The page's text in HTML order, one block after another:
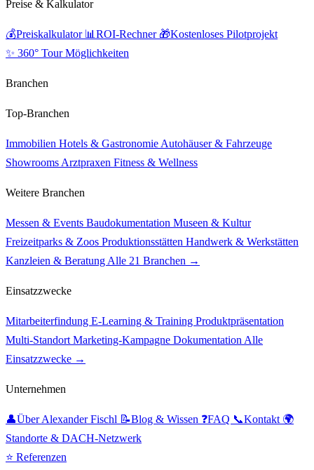
Preise & Kalkulator
💰Preiskalkulator 📊 ROI-Rechner 🎁Kostenloses Pilotprojekt
✨ 360° Tour Möglichkeiten
Branchen
Top-Branchen
Immobilien Hotels & Gastronomie Autohäuser & Fahrzeuge
Showrooms Arztpraxen Fitness & Wellness
Weitere Branchen
Messen & Events Baudokumentation Museen & Kultur
Freizeitparks & Zoos Produktionsstätten Handwerk & Werkstätten
Kanzleien & Beratung Alle 21 Branchen →
Einsatzzwecke
Mitarbeiterfindung E-Learning & Training Produktpräsentation
Multi-Standort Marketing-Kampagne Dokumentation Alle
Einsatzzwecke →
Unternehmen
👤Über Alexander Fischl 📝Blog & Wissen ❓FAQ 📞Kontakt 🌍
Standorte & DACH-Netzwerk
⭐ Referenzen